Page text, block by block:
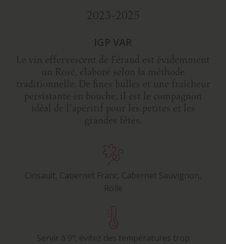
2023-2025
IGP VAR
Le vin effervescent de Féraud est évidemment
un Rosé, élaboré selon la méthode
traditionnelle. De fines bulles et une fraîcheur
persistante en bouche, il est le compagnon
idéal de l’apéritif pour les petites et les
grandes fêtes.
Cinsault, Cabernet Franc, Cabernet Sauvignon,
Rolle
Servir à 9°; évitez des températures trop